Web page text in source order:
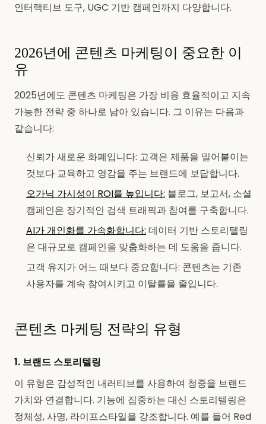
인터랙티브 도구, UGC 기반 캠페인까지 다양합니다.
2026년에 콘텐츠 마케팅이 중요한 이
유
2025년에도 콘텐츠 마케팅은 가장 비용 효율적이고 지속
가능한 전략 중 하나로 남아 있습니다. 그 이유는 다음과
같습니다:
신뢰가 새로운 화폐입니다: 고객은 제품을 밀어붙이는
것보다 교육하고 영감을 주는 브랜드에 보답합니다.
오가닉 가시성이 ROI를 높입니다: 블로그, 보고서, 소셜
캠페인은 장기적인 검색 트래픽과 참여를 구축합니다.
AI가 개인화를 가속화합니다: 데이터 기반 스토리텔링
은 대규모로 캠페인을 맞춤화하는 데 도움을 줍니다.
고객 유지가 어느 때보다 중요합니다: 콘텐츠는 기존
사용자를 계속 참여시키고 이탈률을 줄입니다.
콘텐츠 마케팅 전략의 유형
1. 브랜드 스토리텔링
이 유형은 감성적인 내러티브를 사용하여 청중을 브랜드
가치와 연결합니다. 기능에 집중하는 대신 스토리텔링은
정체성, 사명, 라이프스타일을 강조합니다. 예를 들어 Red